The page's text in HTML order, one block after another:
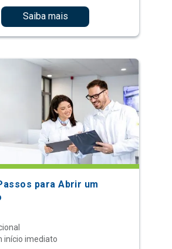
Saiba mais
para Abrir um
início imediato